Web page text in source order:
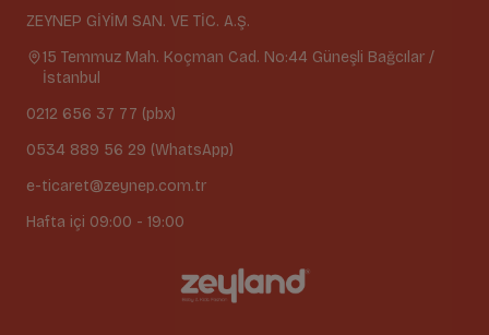
ZEYNEP GİYİM SAN. VE TİC. A.Ş.
15 Temmuz Mah. Koçman Cad. No:44 Güneşli Bağcılar /
İstanbul
0212 656 37 77 (pbx)
0534 889 56 29 (WhatsApp)
e-ticaret@zeynep.com.tr
Hafta içi 09:00 - 19:00